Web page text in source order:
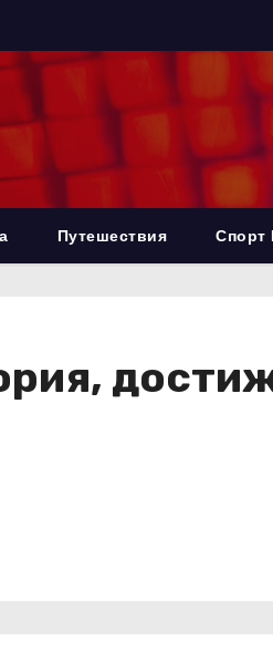
Путешествия Спорт